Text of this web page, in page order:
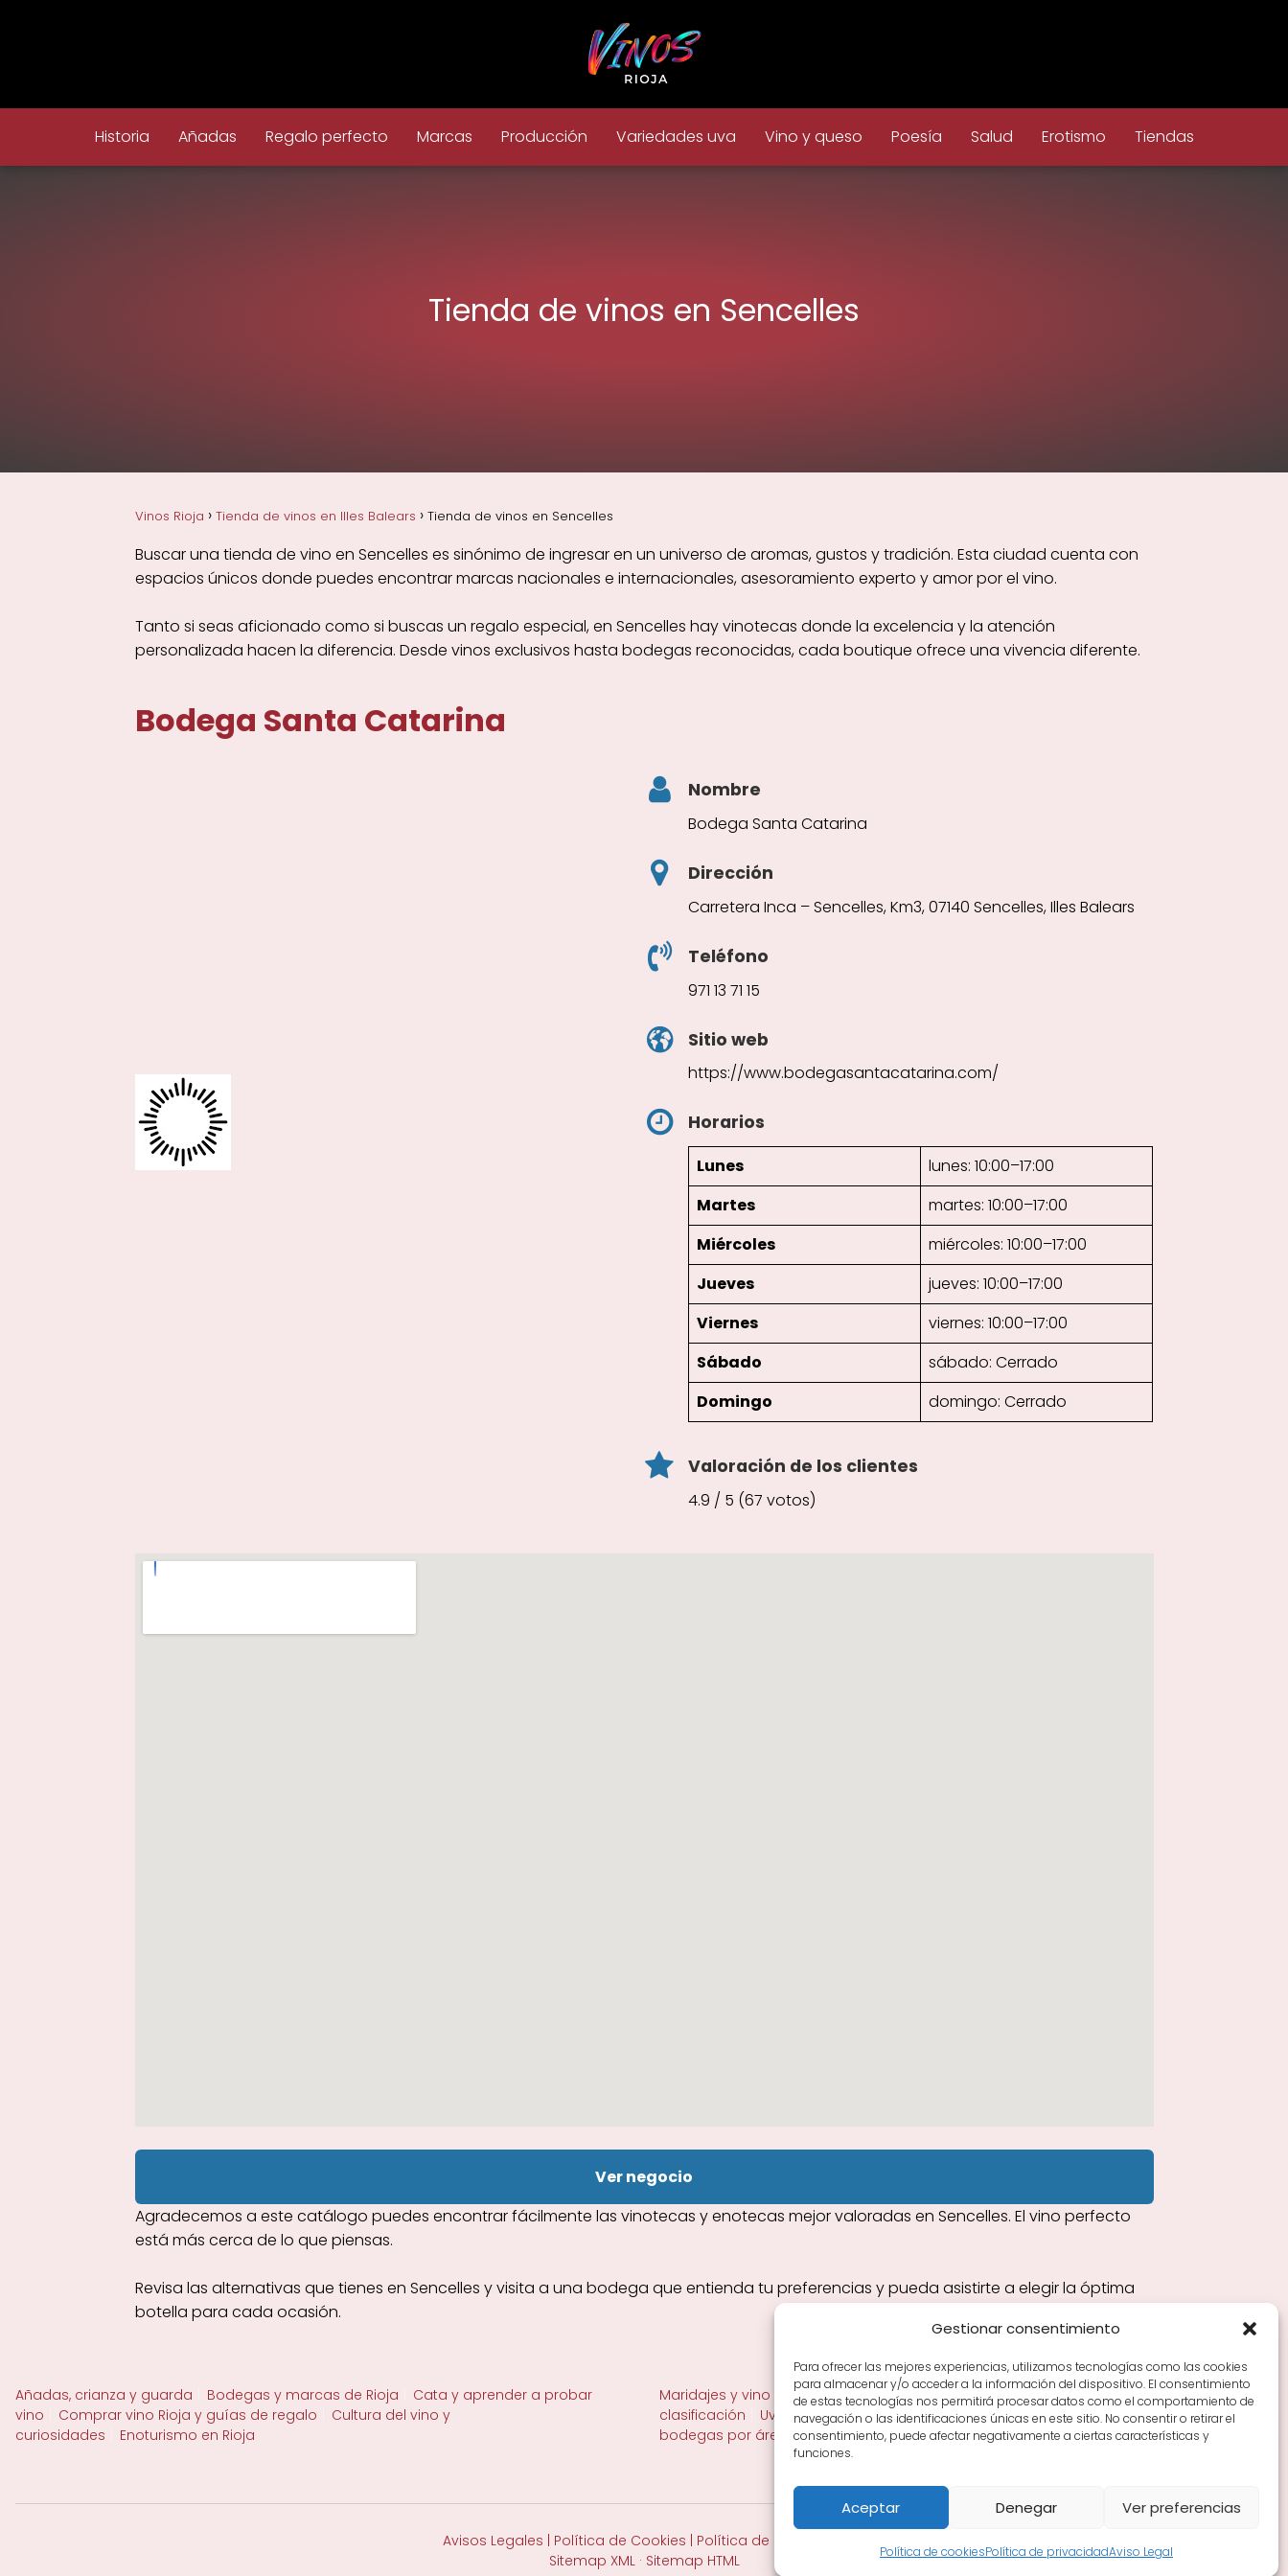
Gestionar consentimiento
Para ofrecer las mejores experiencias, utilizamos tecnologías como las cookies
para almacenar y/o acceder a la información del dispositivo. El consentimiento
de estas tecnologías nos permitirá procesar datos como el comportamiento de
navegación o las identificaciones únicas en este sitio. No consentir o retirar el
consentimiento, puede afectar negativamente a ciertas características y
funciones.
Aceptar Denegar Ver preferencias
Política de cookiesPolítica de privacidadAviso Legal
Historia Añadas Regalo perfecto Marcas Producción Variedades uva Vino y queso Poesía Salud Erotismo Tiendas
Tienda de vinos en Sencelles
Vinos Rioja Tienda de vinos en Illes Balears Tienda de vinos en Sencelles
Buscar una tienda de vino en Sencelles es sinónimo de ingresar en un universo de aromas, gustos y tradición. Esta ciudad cuenta con
espacios únicos donde puedes encontrar marcas nacionales e internacionales, asesoramiento experto y amor por el vino.
Tanto si seas aficionado como si buscas un regalo especial, en Sencelles hay vinotecas donde la excelencia y la atención
personalizada hacen la diferencia. Desde vinos exclusivos hasta bodegas reconocidas, cada boutique ofrece una vivencia diferente.
Bodega Santa Catarina
Nombre
Bodega Santa Catarina
Dirección
Carretera Inca – Sencelles, Km3, 07140 Sencelles, Illes Balears
Teléfono
971 13 71 15
Sitio web
https://www.bodegasantacatarina.com/
Horarios
Lunes
lunes: 10:00–17:00
Martes
martes: 10:00–17:00
Miércoles
miércoles: 10:00–17:00
Jueves
jueves: 10:00–17:00
Viernes
viernes: 10:00–17:00
Sábado
sábado: Cerrado
Domingo
domingo: Cerrado
Valoración de los clientes
4.9 / 5 (67 votos)
Ver negocio
Agradecemos a este catálogo puedes encontrar fácilmente las vinotecas y enotecas mejor valoradas en Sencelles. El vino perfecto
está más cerca de lo que piensas.
Revisa las alternativas que tienes en Sencelles y visita a una bodega que entienda tu preferencias y pueda asistirte a elegir la óptima
botella para cada ocasión.
Añadas, crianza y guarda Bodegas y marcas de Rioja
Cata y aprender a probar
vino
Comprar vino Rioja y guías de regalo
Cultura del vino y
curiosidades
Enoturismo en Rioja
Maridajes y vino en la mesa Tiendas de vino por ciudades
Tipos de Rioja y
clasificación
Uvas y viñedo en Rioja Vino Rioja para empezar
Zonas de Rioja y
bodegas por área
Avisos Legales | Política de Cookies | Política de Privacidad
Sitemap XML· Sitemap HTML